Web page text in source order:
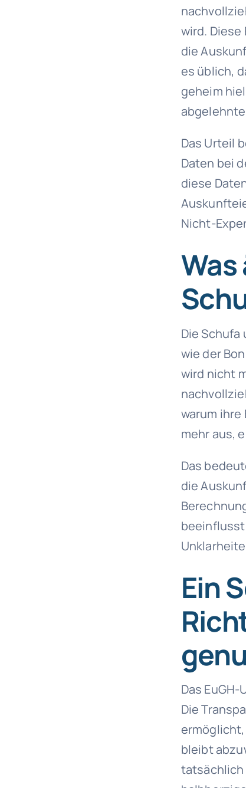
wird.
die
es üblich,
geheim
Das Urteil
Daten bei
diese
Nicht-
Die
wie der
wird nicht
warum
mehr aus,
Das
die
beeinflusst
Ein
Das
Die
bleibt
tatsächlich